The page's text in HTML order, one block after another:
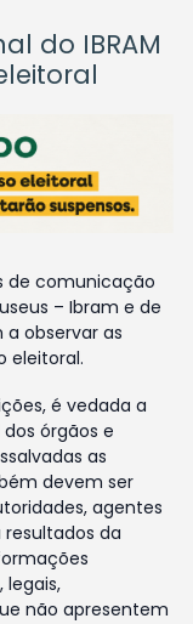
do IBRAM
de comunicação
– Ibram e de
observar as
eleitoral.
é vedada a
órgãos e
as
devem ser
agentes
resultados da
não apresentem